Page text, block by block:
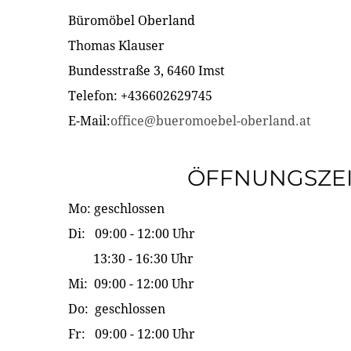
Büromöbel Oberland
Thomas Klauser
Bundesstraße 3, 6460 Imst
Telefon: +436602629745
E-Mail:office@bueromoebel-oberland.at
Mo: geschlossen
Di: 09:00 - 12:00 Uhr
13:30 - 16:30 Uhr
Mi: 09:00 - 12:00 Uhr
Do: geschlossen
Fr: 09:00 - 12:00 Uhr